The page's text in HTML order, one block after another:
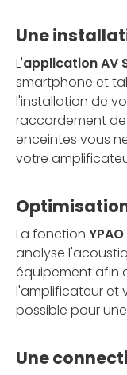
Une
L'application AV
smartphone et
l'installation de
raccordement
enceintes vous
votre
La fonction
analyse
équipement afin
l'amplificateur et
possible pour
Une